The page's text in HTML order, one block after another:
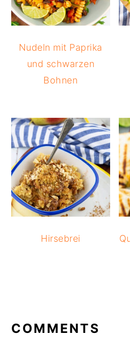
Nudeln mit Paprika
und schwarzen
Bohnen
Hirsebrei
COMMENTS